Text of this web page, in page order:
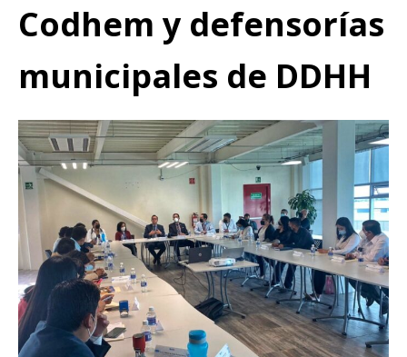
Codhem y defensorías
municipales de DDHH